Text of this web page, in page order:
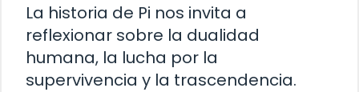
La historia de Pi nos invita a
reflexionar sobre la dualidad
humana, la lucha por la
supervivencia y la trascendencia.